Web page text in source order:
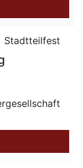
Stadtteilfest